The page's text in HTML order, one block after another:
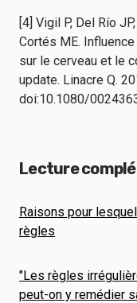
[4] Vigil P, Del Río
Cortés ME.
sur le cerveau et le
update. Linacre Q.
doi:10.1080/
Lecture
Raisons pour
règles
"Les règles
peut-on y remédier